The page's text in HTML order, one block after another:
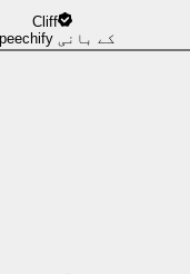
Cliff
Speechify کے بانی